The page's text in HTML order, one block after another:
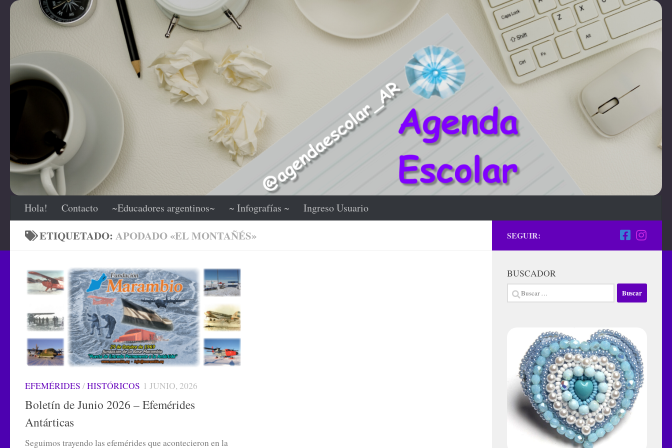
Saltar al contenido
Hola! Contacto ~Educadores argentinos~ ~ Infografías ~ Ingreso Usuario
ETIQUETADO: APODADO «EL MONTAÑÉS»
EFEMÉRIDES /HISTÓRICOS 1 JUNIO, 2026
Boletín de Junio 2026 – Efemérides
Antárticas
Seguimos trayendo las efemérides que acontecieron en la
SEGUIR:
BUSCADOR
Buscar: